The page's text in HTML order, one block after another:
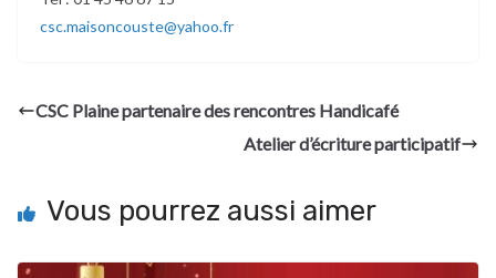
csc.maisoncouste@yahoo.fr
CSC Plaine partenaire des rencontres Handicafé
Atelier d’écriture participatif
Vous pourrez aussi aimer